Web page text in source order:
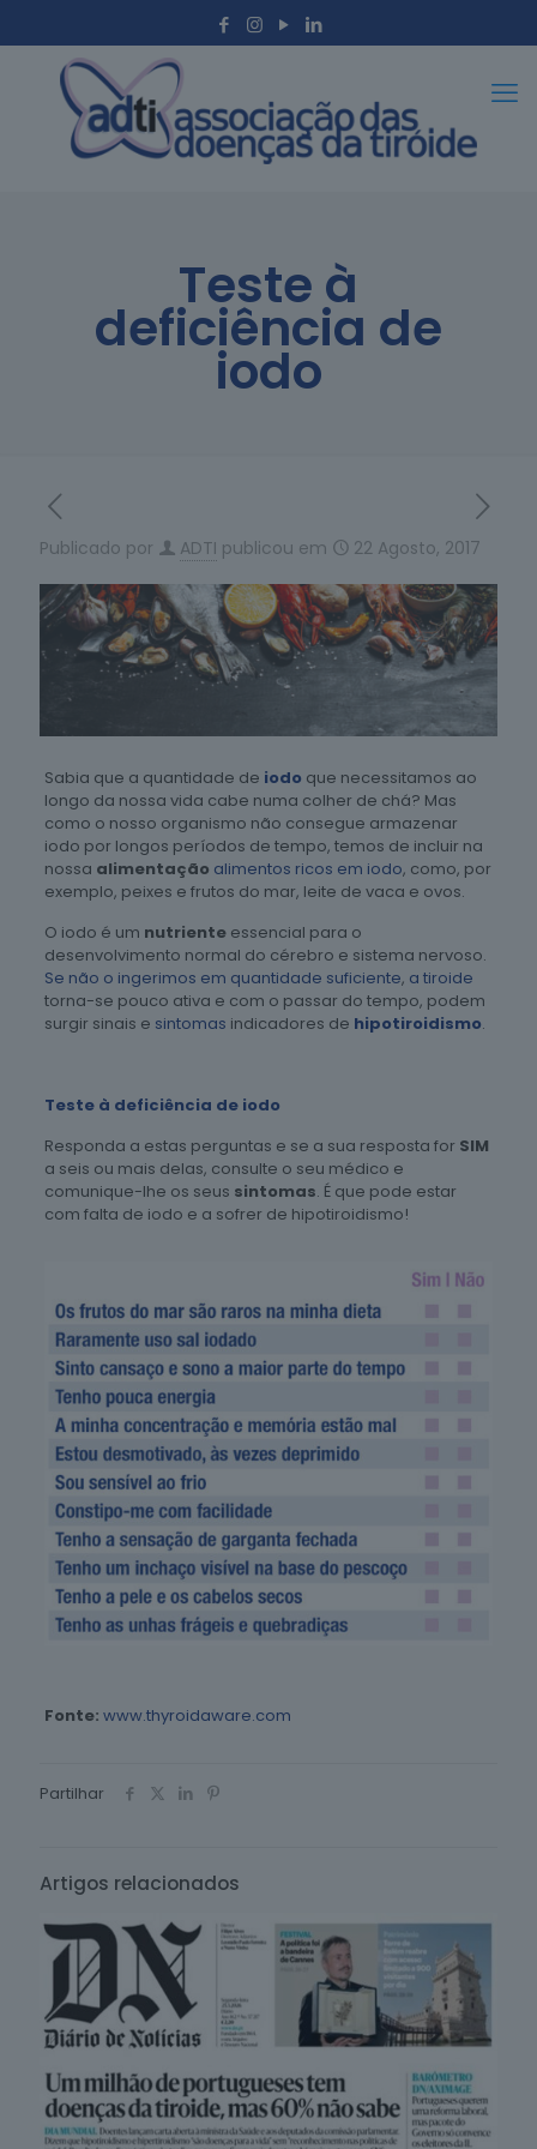
Teste à
deficiência de
iodo
Publicado por ADTI publicou em 22 Agosto, 2017
Sabia que a quantidade de iodo que necessitamos ao
longo da nossa vida cabe numa colher de chá? Mas
como o nosso organismo não consegue armazenar
iodo por longos períodos de tempo, temos de incluir na
nossa alimentação alimentos ricos em iodo, como, por
exemplo, peixes e frutos do mar, leite de vaca e ovos.
O iodo é um nutrienteessencial para o
desenvolvimento normal do cérebro e sistema nervoso.
Se não o ingerimos em quantidade suficiente, a tiroide
torna-se pouco ativa e com o passar do tempo, podem
surgir sinais e sintomas indicadores de hipotiroidismo.
Teste à deficiência de iodo
Responda a estas perguntas e se a sua resposta for SIM
a seis ou mais delas, consulte o seu médico e
comunique-lhe os seus sintomas. É que pode estar
com falta de iodo e a sofrer de hipotiroidismo!
Fonte: www.thyroidaware.com
Partilhar
Artigos relacionados